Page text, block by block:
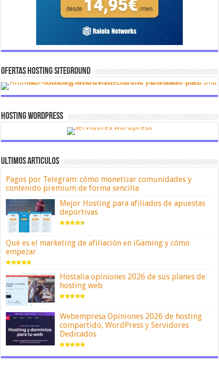
OFERTAS HOSTING SITEGROUND
Hosting Wordpress
ULTIMOS ARTICULOS
Pagos por Telegram: cómo monetizar comunidades y
contenido premium de forma sencilla
Mejor Hosting para afiliados de apuestas
deportivas
Qué es el marketing de afiliación en iGaming y cómo
empezar
Hostalia opiniones 2026 de sus planes de
hosting web
Webempresa Opiniones 2026 de hosting
compartido, WordPress y Servidores
Dedicados